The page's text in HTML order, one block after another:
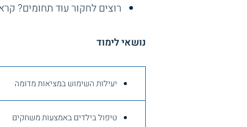
רוצים לחקור עוד תחומים?
נושאי לימוד
יעילות השימוש במציאות מדומה
טיפול בילדים באמצעות משחקים